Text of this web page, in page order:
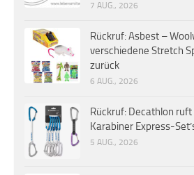
7 AUG., 2026
Rückruf: Asbest –
verschiedene Stretch
zurück
6 AUG., 2026
Rückruf: Decathlon ruft
Karabiner Express-
5 AUG., 2026